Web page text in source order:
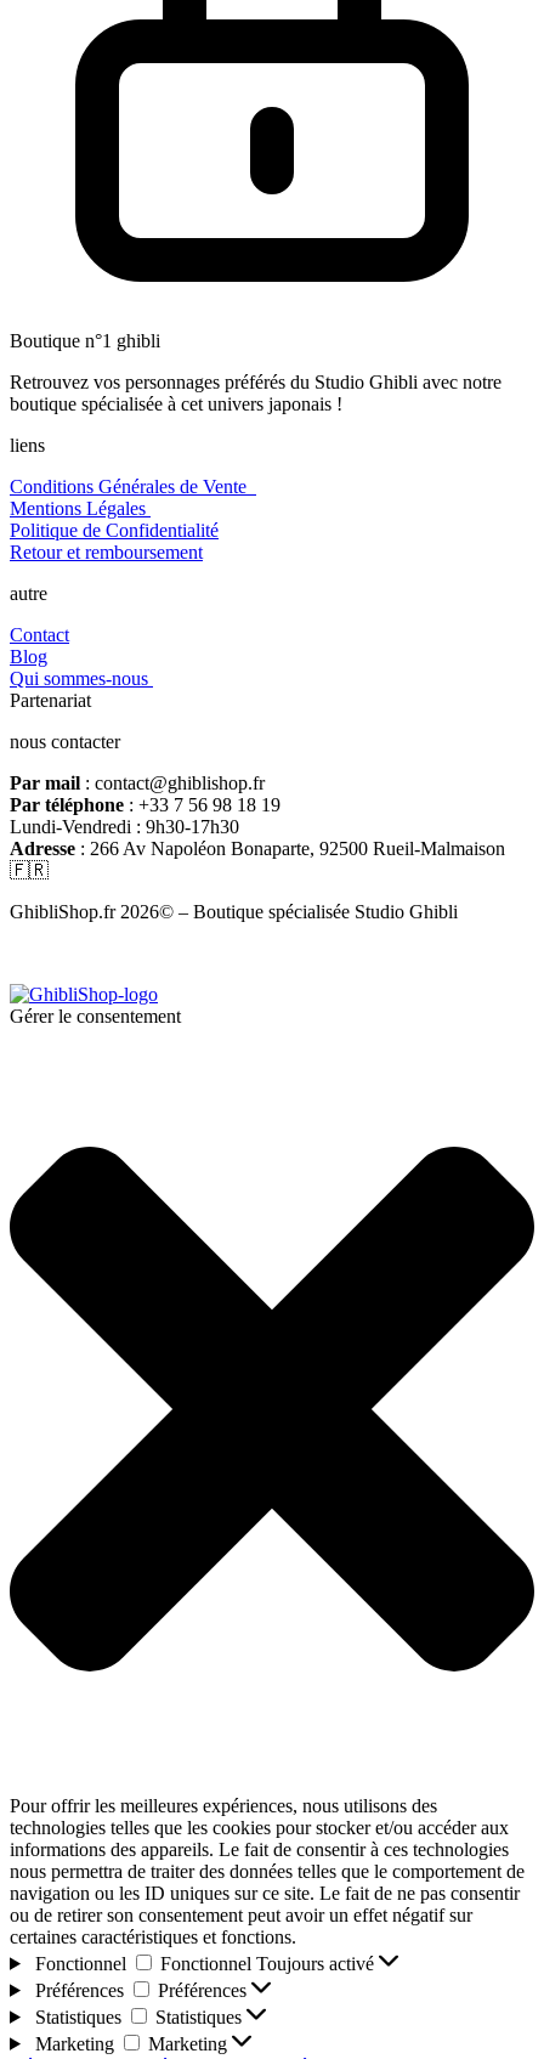
Boutique n°1 ghibli
Retrouvez vos personnages préférés du Studio Ghibli avec notre
boutique spécialisée à cet univers japonais !
liens
Conditions Générales de Vente
Mentions Légales
Politique de Confidentialité
Retour et remboursement
autre
Contact
Blog
Qui sommes-nous
Partenariat
nous contacter
Par mail : contact@ghiblishop.fr
Par téléphone : +33 7 56 98 18 19
Lundi-Vendredi : 9h30-17h30
Adresse : 266 Av Napoléon Bonaparte, 92500 Rueil-Malmaison
🇫🇷
GhibliShop.fr 2026© – Boutique spécialisée Studio Ghibli
Gérer le consentement
Pour offrir les meilleures expériences, nous utilisons des
technologies telles que les cookies pour stocker et/ou accéder aux
informations des appareils. Le fait de consentir à ces technologies
nous permettra de traiter des données telles que le comportement de
navigation ou les ID uniques sur ce site. Le fait de ne pas consentir
ou de retirer son consentement peut avoir un effet négatif sur
certaines caractéristiques et fonctions.
Fonctionnel
Fonctionnel Toujours activé
Préférences
Préférences
Statistiques
Statistiques
Marketing
Marketing